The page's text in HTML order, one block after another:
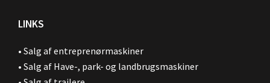
LINKS
• Salg af entreprenørmaskiner
• Salg af Have-, park- og landbrugsmaskiner